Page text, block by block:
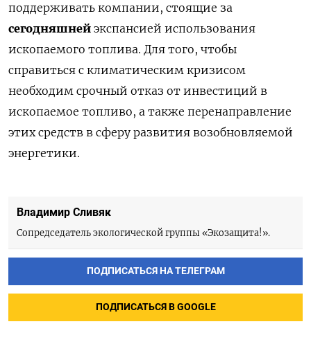
поддерживать компании, стоящие за
сегодняшней экспансией использования
ископаемого топлива. Для того, чтобы
справиться с климатическим кризисом
необходим срочный отказ от инвестиций в
ископаемое топливо, а также перенаправление
этих средств в сферу развития возобновляемой
энергетики.
Владимир Сливяк
Сопредседатель экологической группы «Экозащита!».
ПОДПИСАТЬСЯ НА ТЕЛЕГРАМ
ПОДПИСАТЬСЯ В GOOGLE